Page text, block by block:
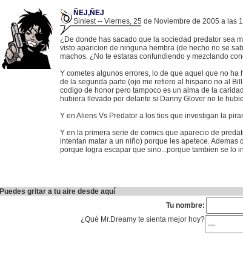
ÑEJ,ÑEJ
Siniest -- Viernes, 25 de Noviembre de 2005 a las
¿De donde has sacado que la sociedad predator sea
visto aparicion de ninguna hembra (de hecho no se
machos. ¿No te estaras confundiendo y mezclando
Y cometes algunos errores, lo de que aquel que no
de la segunda parte (ojo me refiero al hispano no al
codigo de honor pero tampoco es un alma de la
hubiera llevado por delante si Danny Glover no le
Y en Aliens Vs Predator a los tios que investigan la
Y en la primera serie de comics que aparecio de
intentan matar a un niño) porque les apetece.
porque logra escapar que sino...porque tambien se lo
Puedes gritar a tu aire desde aquí
Tu nombre:
¿Qué Mr.Dreamy te sienta mejor hoy?